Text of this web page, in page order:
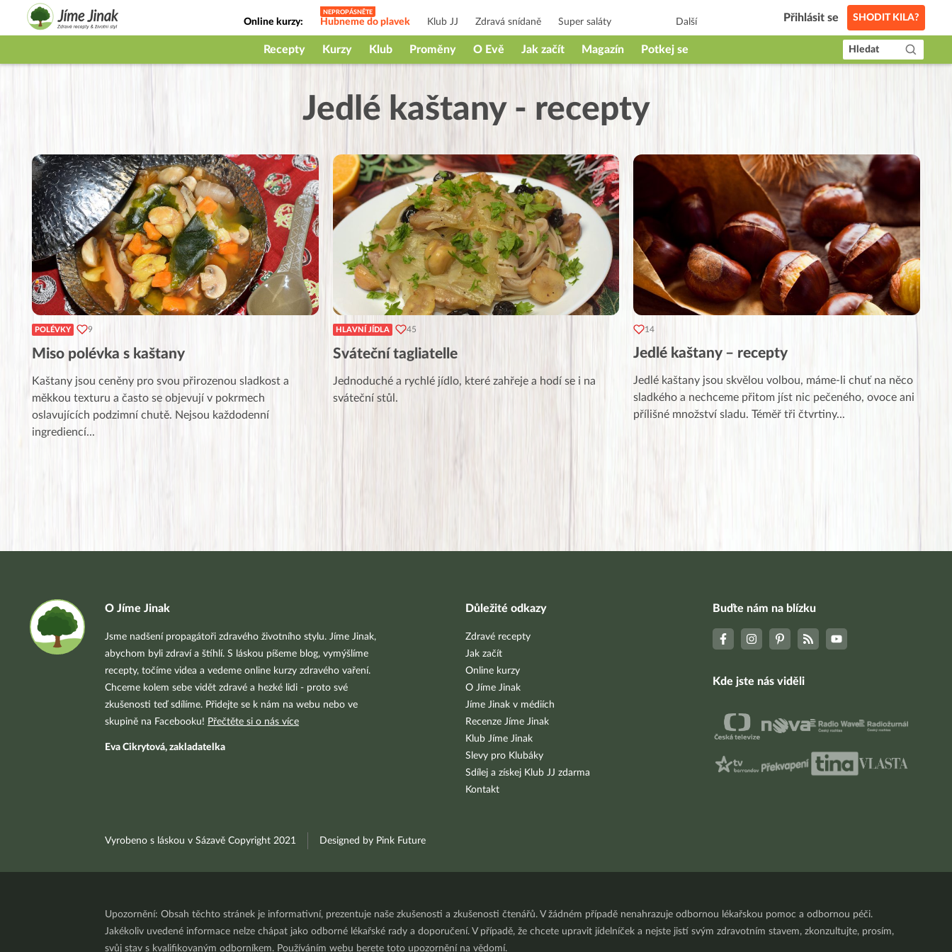
Online kurzy: Hubneme do plavek Klub JJ Zdravá snídaně Super saláty
Jak na babičky
Další Přihlásit se SHODIT KILA?
Recepty Kurzy Klub Proměny O Evě Jak začít Magazín Potkej se Hledat
Jedlé kaštany - recepty
POLÉVKY 9
Miso polévka s kaštany
Kaštany jsou ceněny pro svou přirozenou sladkost a
měkkou texturu a často se objevují v pokrmech
oslavujících podzimní chutě. Nejsou každodenní
ingrediencí...
HLAVNÍ JÍDLA 45
Sváteční tagliatelle
Jednoduché a rychlé jídlo, které zahřeje a hodí se i na
sváteční stůl.
14
Jedlé kaštany – recepty
Jedlé kaštany jsou skvělou volbou, máme-li chuť na něco
sladkého a nechceme přitom jíst nic pečeného, ovoce ani
přílišné množství sladu. Téměř tři čtvrtiny...
O Jíme Jinak
Jsme nadšení propagátoři zdravého životního stylu. Jíme Jinak,
abychom byli zdraví a štíhlí. S láskou píšeme blog, vymýšlíme
recepty, točíme videa a vedeme online kurzy zdravého vaření.
Chceme kolem sebe vidět zdravé a hezké lidi - proto své
zkušenosti teď sdílíme. Přidejte se k nám na webu nebo ve
skupině na Facebooku! Přečtěte si o nás více
Eva Cikrytová, zakladatelka
Důležité odkazy
Zdravé recepty
Jak začít
Online kurzy
O Jíme Jinak
Jíme Jinak v médiích
Recenze Jíme Jinak
Klub Jíme Jinak
Slevy pro Klubáky
Sdílej a získej Klub JJ zdarma
Kontakt
Buďte nám na blízku
Kde jste nás viděli
Vyrobeno s láskou v Sázavě Copyright 2021 Designed by Pink Future
Upozornění: Obsah těchto stránek je informativní, prezentuje naše zkušenosti a zkušenosti čtenářů. V žádném případě nenahrazuje odbornou lékařskou pomoc a odbornou péči.
Jakékoliv uvedené informace nelze chápat jako odborné lékařské rady a doporučení. V případě, že chcete upravit jídelníček a nejste jistí svým zdravotním stavem, zkonzultujte, prosím,
svůj stav s kvalifikovaným odborníkem. Používáním webu berete toto upozornění na vědomí.